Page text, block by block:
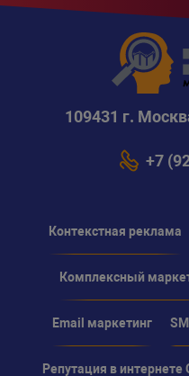
109431 г.
+7
Контекстная реклама
Комплексный
Email маркетинг
Репутация в интернете